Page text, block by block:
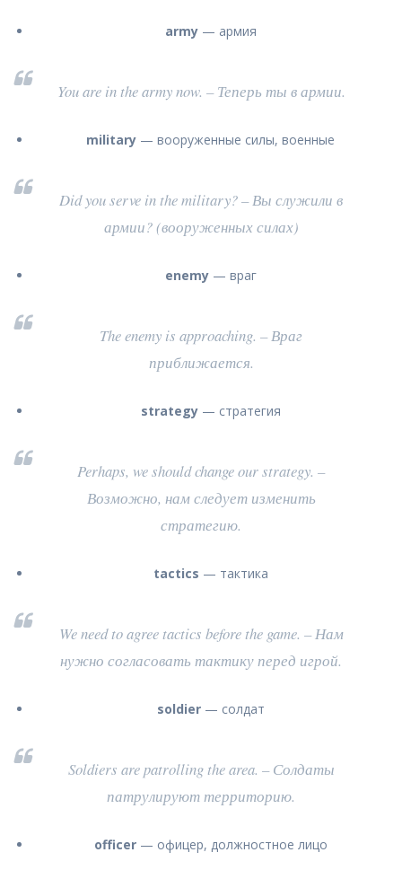
army— армия
You are in the army now. – Теперь ты в армии.
military — вооруженные силы, военные
Did you serve in the military? – Вы служили в
армии? (вооруженных силах)
enemy— враг
The enemy is approaching. – Враг
приближается.
strategy— стратегия
Perhaps, we should change our strategy. –
Возможно, нам следует изменить
стратегию.
tactics — тактика
We need to agree tactics before the game. – Нам
нужно согласовать тактику перед игрой.
soldier— солдат
Soldiers are patrolling the area. – Солдаты
патрулируют территорию.
officer— офицер, должностное лицо